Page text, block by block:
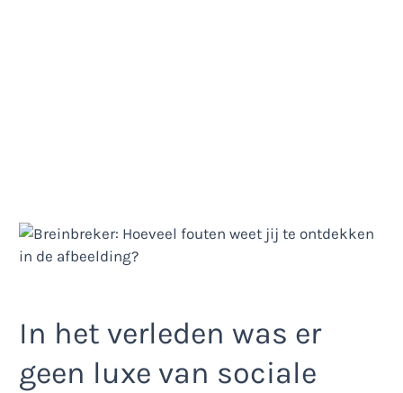
In het verleden was er
geen luxe van sociale